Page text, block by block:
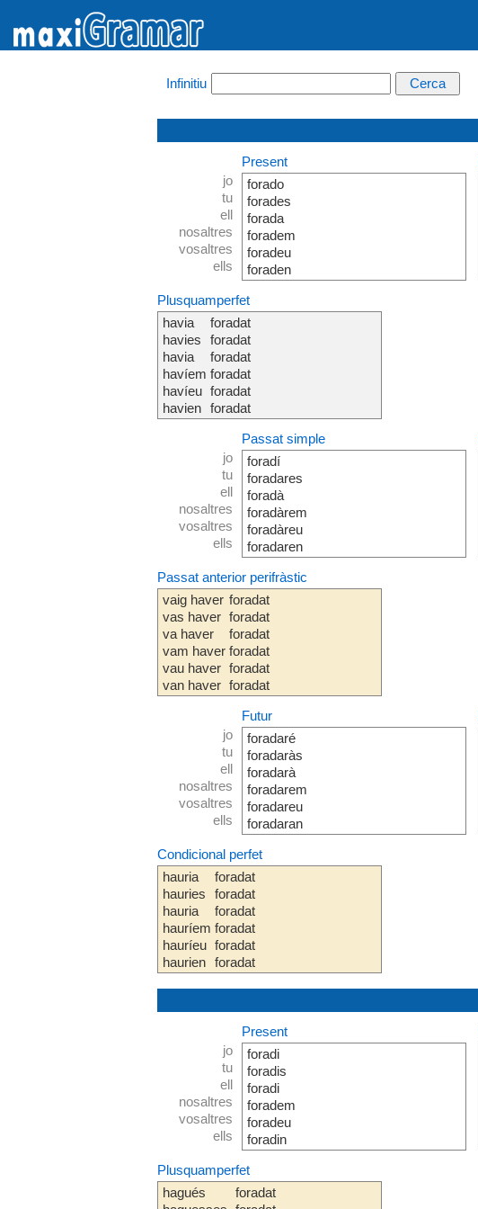
Infinitiu
jo
tu
ell
nosaltres
vosaltres
ells
Present
forado
forades
forada
foradem
foradeu
foraden
Plusquamperfet
havia
havies
havia
havíem
havíeu
havien
foradat
foradat
foradat
foradat
foradat
foradat
jo
tu
ell
nosaltres
vosaltres
ells
Passat simple
foradí
foradares
foradà
foradàrem
foradàreu
foradaren
Passat anterior perifràstic
vaig haver
vas haver
va haver
vam haver
vau haver
van haver
foradat
foradat
foradat
foradat
foradat
foradat
jo
tu
ell
nosaltres
vosaltres
ells
Futur
foradaré
foradaràs
foradarà
foradarem
foradareu
foradaran
Condicional perfet
hauria
hauries
hauria
hauríem
hauríeu
haurien
foradat
foradat
foradat
foradat
foradat
foradat
jo
tu
ell
nosaltres
vosaltres
ells
Present
foradi
foradis
foradi
foradem
foradeu
foradin
Plusquamperfet
hagués
foradat